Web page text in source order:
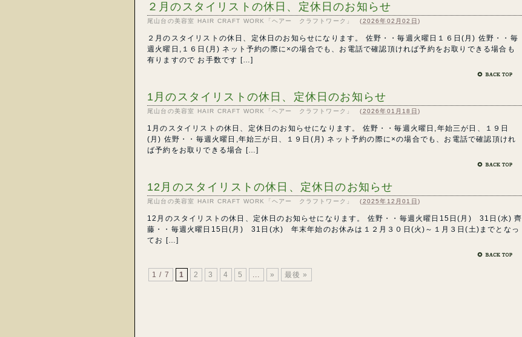
２月のスタイリストの休日、定休日のお知らせ
尾山台の美容室 HAIR CRAFT WORK「ヘアー クラフトワーク」 (2026年02月02日 )
２月のスタイリストの休日、定休日のお知らせになります。 佐野・・毎週火曜日１６日(月) 佐野・・毎
週火曜日,１６日(月) ネット予約の際に×の場合でも、お電話で確認頂ければ予約をお取りできる場合も
有りますので お手数です […]
1月のスタイリストの休日、定休日のお知らせ
尾山台の美容室 HAIR CRAFT WORK「ヘアー クラフトワーク」 (2026年01月18日 )
1月のスタイリストの休日、定休日のお知らせになります。 佐野・・毎週火曜日,年始三が日、１９日
(月) 佐野・・毎週火曜日,年始三が日、１９日(月) ネット予約の際に×の場合でも、お電話で確認頂けれ
ば予約をお取りできる場合 […]
12月のスタイリストの休日、定休日のお知らせ
尾山台の美容室 HAIR CRAFT WORK「ヘアー クラフトワーク」 (2025年12月01日 )
12月のスタイリストの休日、定休日のお知らせになります。 佐野・・毎週火曜日15日(月) 31日(水) 齊
藤・・毎週火曜日15日(月) 31日(水) 年末年始のお休みは１２月３０日(火)～１月３日(土)までとなっ
てお […]
1 / 7 1 2 3 4 5 ... » 最後 »